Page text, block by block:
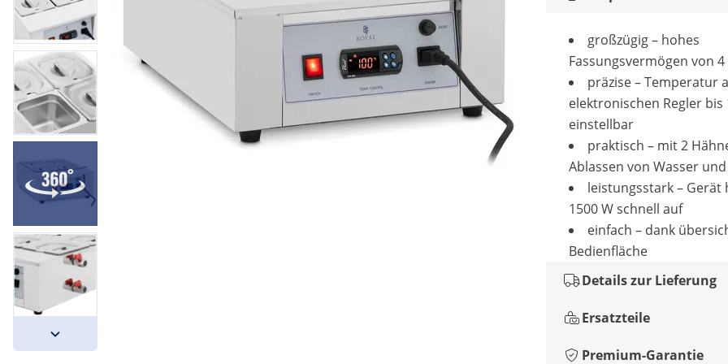
großzügig – hohes
Fassungsvermögen von 4
präzise – Temperatur
elektronischen Regler bis
einstellbar
praktisch – mit 2
Ablassen von Wasser
leistungsstark – Gerät
1500 W schnell auf
einfach – dank
Bedienfläche
Details zur Lieferung
Ersatzteile
Premium-Garantie